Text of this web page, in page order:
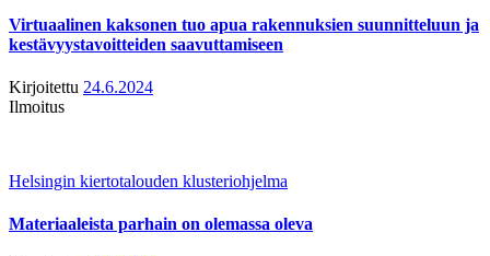
Virtuaalinen kaksonen tuo apua rakennuksien suunnitteluun ja
kestävyystavoitteiden saavuttamiseen
Kirjoitettu 24.6.2024
Ilmoitus
Helsingin kiertotalouden klusteriohjelma
Materiaaleista parhain on olemassa oleva